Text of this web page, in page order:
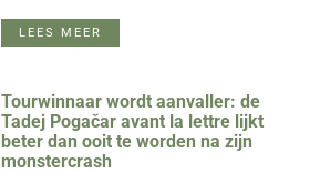
LEES MEER
Tourwinnaar wordt aanvaller: de
Tadej Pogačar avant la lettre lijkt
beter dan ooit te worden na zijn
monstercrash